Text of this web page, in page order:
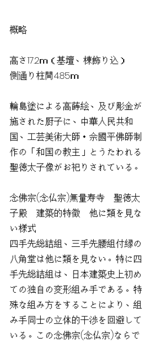
概略
高さ17.2ｍ（基壇、棟飾り込）
側通り柱間4.85ｍ
輪島塗による高蒔絵、及び彫金が
施された厨子に、中華人民共和
国、工芸美術大師・佘國平佛師制
作の「和国の教主」とうたわれる
聖徳太子像がお祀りされている。
念佛宗(念仏宗)無量寿寺 聖徳太
子殿 建築的特徴 他に類を見な
い様式
四手先総詰組、三手先腰組付縁の
八角堂は他に類を見ない。特に四
手先総詰組は、日本建築史上初め
ての独自の変形組み手である。特
殊な組み方をすることにより、組
み手同士の立体的干渉を回避して
いる。この念佛宗(念仏宗)ならで